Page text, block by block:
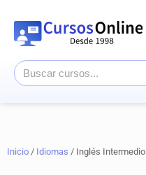
Inicio / Idiomas / Inglés Intermedio